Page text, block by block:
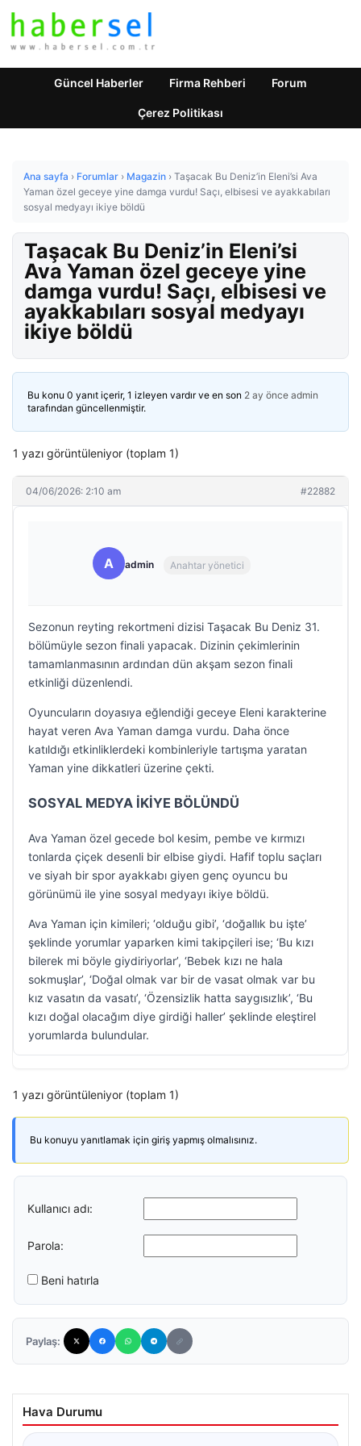
Güncel Haberler Firma Rehberi Forum
Çerez Politikası
Ana sayfa › Forumlar › Magazin › Taşacak Bu Deniz’in Eleni’si Ava
Yaman özel geceye yine damga vurdu! Saçı, elbisesi ve ayakkabıları
sosyal medyayı ikiye böldü
Taşacak Bu Deniz’in Eleni’si
Ava Yaman özel geceye yine
damga vurdu! Saçı, elbisesi ve
ayakkabıları sosyal medyayı
ikiye böldü
Bu konu 0 yanıt içerir, 1 izleyen vardır ve en son 2 ay önce admin
tarafından güncellenmiştir.
1 yazı görüntüleniyor (toplam 1)
04/06/2026: 2:10 am #22882
A admin Anahtar yönetici
Sezonun reyting rekortmeni dizisi Taşacak Bu Deniz 31.
bölümüyle sezon finali yapacak. Dizinin çekimlerinin
tamamlanmasının ardından dün akşam sezon finali
etkinliği düzenlendi.
Oyuncuların doyasıya eğlendiği geceye Eleni karakterine
hayat veren Ava Yaman damga vurdu. Daha önce
katıldığı etkinliklerdeki kombinleriyle tartışma yaratan
Yaman yine dikkatleri üzerine çekti.
SOSYAL MEDYA İKİYE BÖLÜNDÜ
Ava Yaman özel gecede bol kesim, pembe ve kırmızı
tonlarda çiçek desenli bir elbise giydi. Hafif toplu saçları
ve siyah bir spor ayakkabı giyen genç oyuncu bu
görünümü ile yine sosyal medyayı ikiye böldü.
Ava Yaman için kimileri; ‘olduğu gibi’, ‘doğallık bu işte’
şeklinde yorumlar yaparken kimi takipçileri ise; ‘Bu kızı
bilerek mi böyle giydiriyorlar’, ‘Bebek kızı ne hala
sokmuşlar’, ‘Doğal olmak var bir de vasat olmak var bu
kız vasatın da vasatı’, ‘Özensizlik hatta saygısızlık’, ‘Bu
kızı doğal olacağım diye girdiği haller’ şeklinde eleştirel
yorumlarda bulundular.
1 yazı görüntüleniyor (toplam 1)
Bu konuyu yanıtlamak için giriş yapmış olmalısınız.
Kullanıcı adı:
Parola:
Beni hatırla
Paylaş:
Hava Durumu